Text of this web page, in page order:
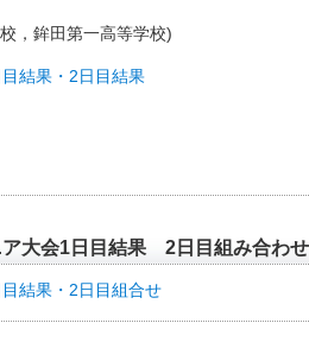
，鉾田第一高等学校)
結果・2日目結果
大会1日目結果 2日目組み合わ
結果・2日目組合せ